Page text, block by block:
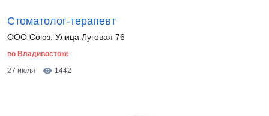
Стоматолог-терапевт
ООО Союз. Улица Луговая 76
во Владивостоке
27 июля
1442